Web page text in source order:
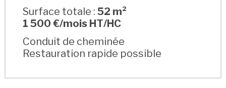
Surface totale :52 m²
1 500 €/mois HT/HC
Conduit de cheminée
Restauration rapide possible